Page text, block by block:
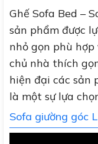
Ghế Sofa Bed –
sản phẩm được
nhỏ gọn phù
chủ nhà thích
hiện đại các
là một sự lựa
Sofa giường góc